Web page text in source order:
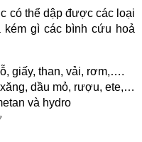
có thể dập được các loại
kém gì các bình cứu hoả
giấy, than, vải, rơm,….
dầu mỏ, rượu, ete,…
và hydro